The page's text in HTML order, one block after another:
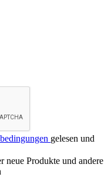
gelesen und
neue Produkte und andere